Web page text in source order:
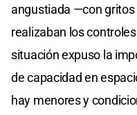
angustiada —con
realizaban los
situación expuso la
de capacidad en
hay menores y